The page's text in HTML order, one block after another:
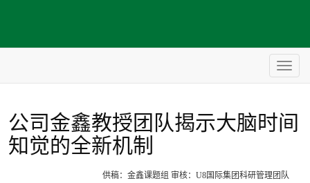
Nav2
公司金鑫教授团队揭示大脑时间
知觉的全新机制
供稿：金鑫课题组 审核：U8国际集团科研管理团队